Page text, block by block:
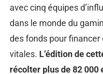
avec cinq équipes
dans le monde du
des fonds pour
vitales. L’édition de
récolter plus de 82 000